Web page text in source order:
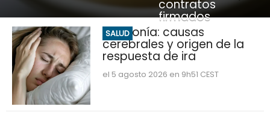
contratos
firmados
SALUD
Misofonía: causas
cerebrales y origen de la
respuesta de ira
el 5 agosto 2026 en 9h51 CEST